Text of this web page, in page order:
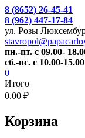
8 (8652) 26-45-41
8 (962) 447-17-84
ул. Розы
пн.-пт. с 09.00-
сб.-вс. с 10.00-15.00
0
Итого
0.00 ₽
Корзина